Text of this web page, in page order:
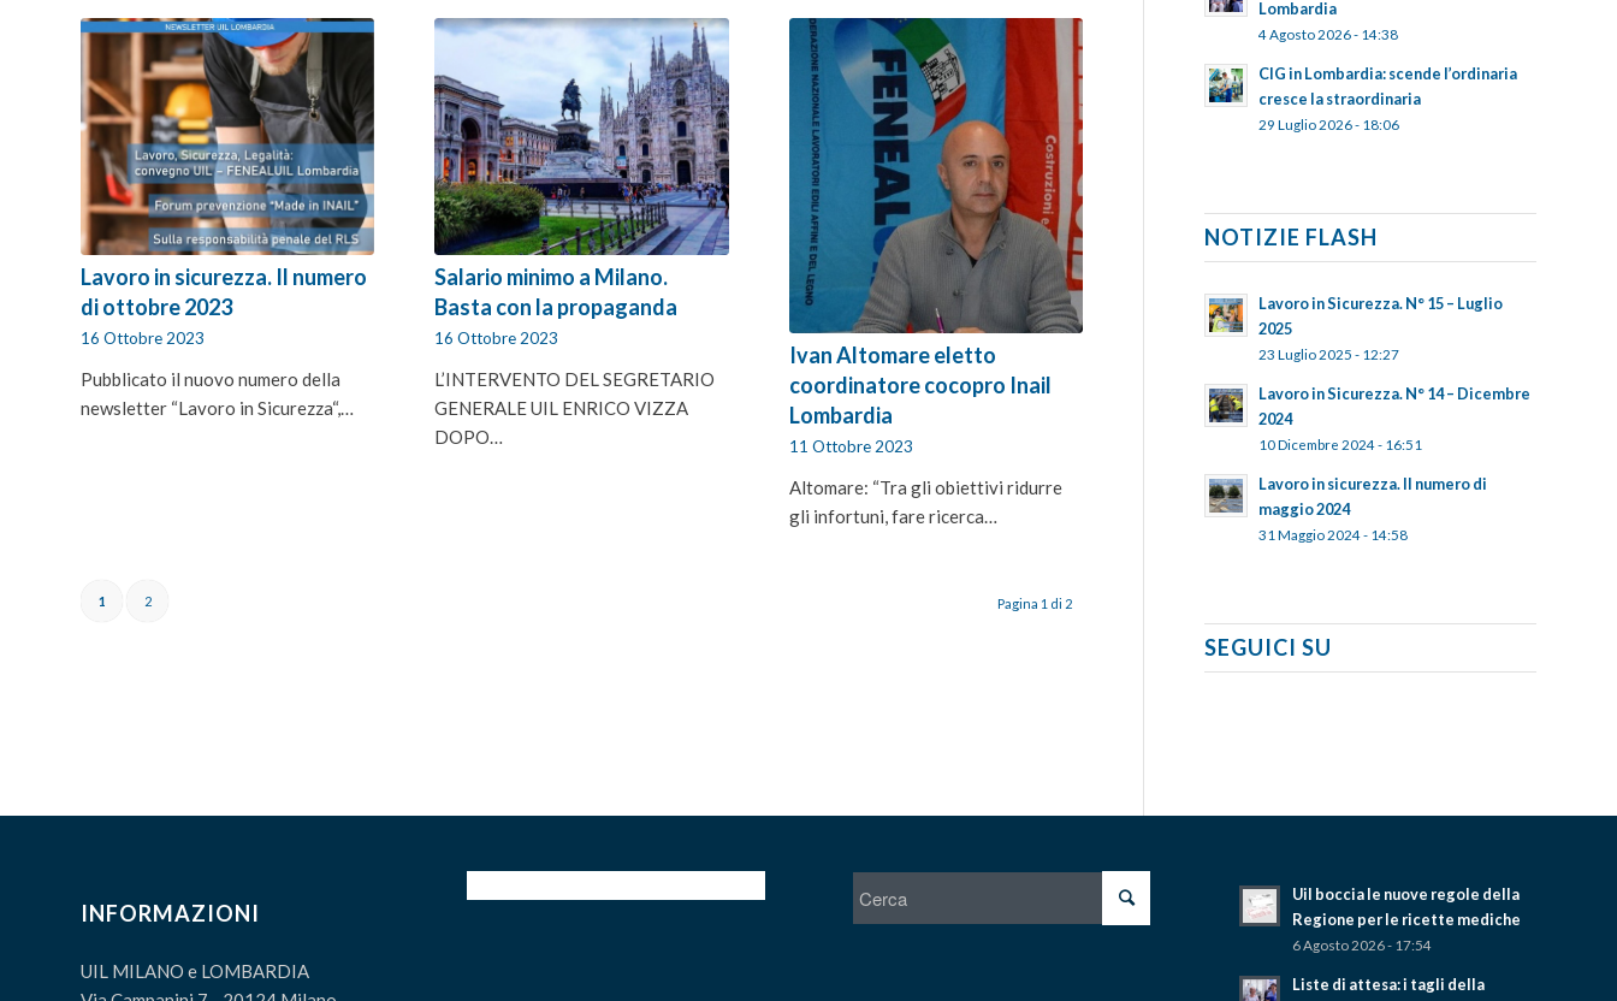
Lavoro in sicurezza. Il numero
di ottobre 2023
16 Ottobre 2023
Pubblicato il nuovo numero della
newsletter “Lavoro in Sicurezza“,…
Salario minimo a Milano.
Basta con la propaganda
16 Ottobre 2023
L’INTERVENTO DEL SEGRETARIO
GENERALE UIL ENRICO VIZZA
DOPO…
Ivan Altomare eletto
coordinatore cocopro Inail
Lombardia
11 Ottobre 2023
Altomare: “Tra gli obiettivi ridurre
gli infortuni, fare ricerca…
Pagina 1 di 2
1 2
Lombardia
4 Agosto 2026 - 14:38
CIG in Lombardia: scende l’ordinaria
cresce la straordinaria
29 Luglio 2026 - 18:06
NOTIZIE FLASH
Lavoro in Sicurezza. N° 15 – Luglio
2025
23 Luglio 2025 - 12:27
Lavoro in Sicurezza. N° 14 – Dicembre
2024
10 Dicembre 2024 - 16:51
Lavoro in sicurezza. Il numero di
maggio 2024
31 Maggio 2024 - 14:58
SEGUICI SU
INFORMAZIONI
UIL MILANO e LOMBARDIA
Uil boccia le nuove regole della
Regione per le ricette mediche
6 Agosto 2026 - 17:54
Liste di attesa: i tagli della